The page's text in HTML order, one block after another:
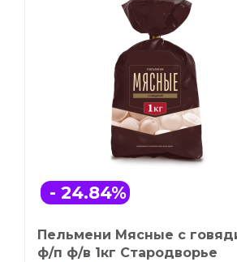
- 24.84%
Пельмени Мясные с
ф/п ф/в 1кг Стародворье